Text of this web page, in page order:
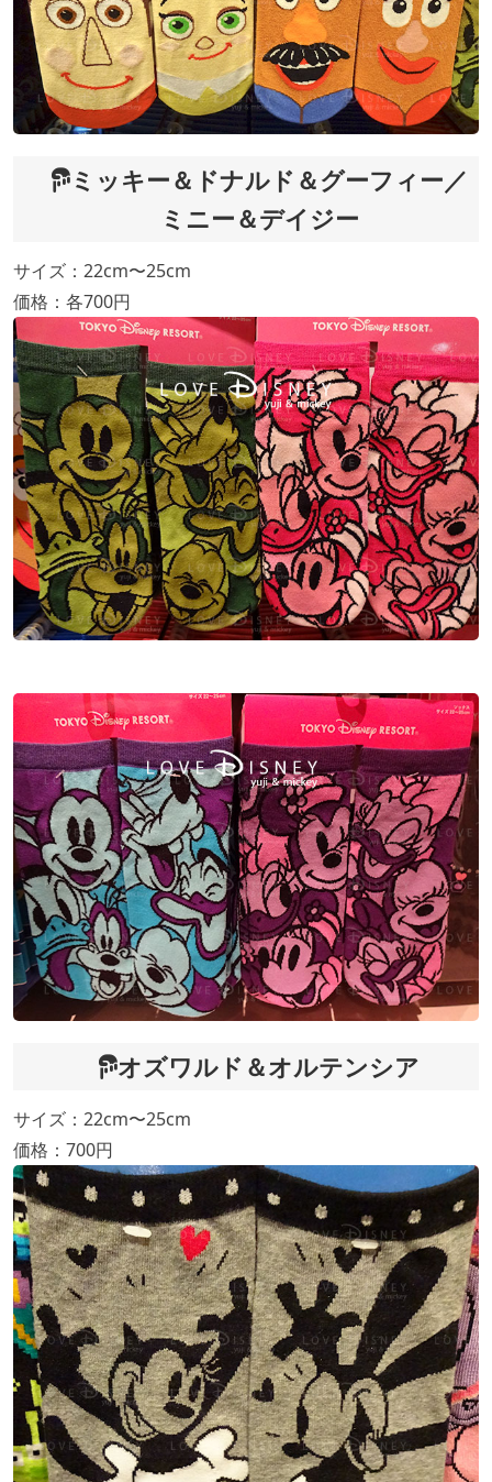
ミッキー＆ドナルド＆グーフィー／
ミニー＆デイジー
サイズ：22cm〜25cm
価格：各700円
オズワルド＆オルテンシア
サイズ：22cm〜25cm
価格：700円